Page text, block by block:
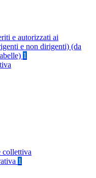
e autorizzati ai
e non dirigenti) (da
1
collettiva
1